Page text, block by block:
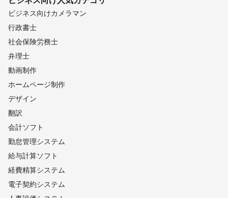
ビジネス向けカメラマン
行政書士
社会保険労務士
弁理士
動画制作
ホームページ制作
デザイン
翻訳
会計ソフト
勤怠管理システム
給与計算ソフト
経費精算システム
電子契約システム